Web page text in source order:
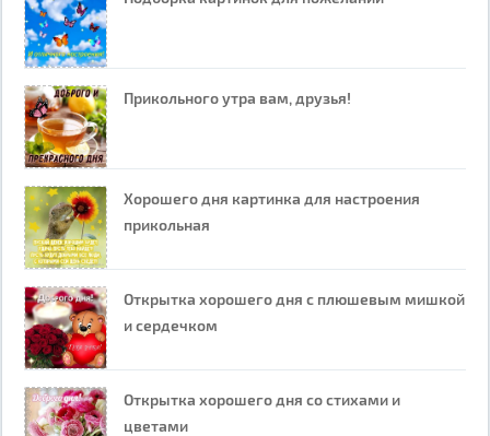
Прикольного утра вам, друзья!
Хорошего дня картинка для настроения
прикольная
Открытка хорошего дня с плюшевым мишкой
и сердечком
Открытка хорошего дня со стихами и
цветами